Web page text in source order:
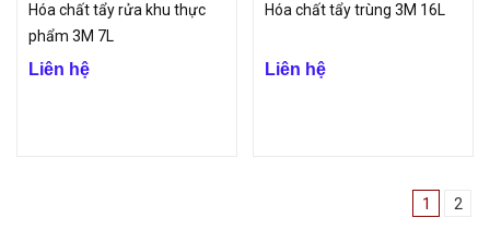
Hóa chất tẩy rửa khu thực
phẩm 3M 7L
Liên hệ
Hóa chất tẩy trùng 3M 16L
Liên hệ
1 2